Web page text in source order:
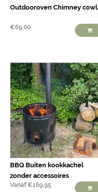
Outdooroven Chimney cowl
€69,00
BBQ Buiten kookkachel
zonder accessoires
Vanaf €169,95